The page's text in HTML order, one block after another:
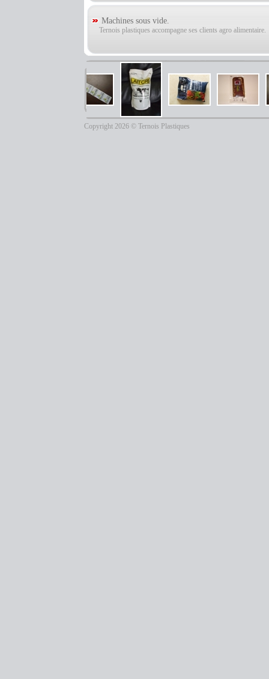
Machines sous vide.
Ternois plastiques accompagne ses clients agro alimentaire.
Copyright 2026 © Ternois Plastiques